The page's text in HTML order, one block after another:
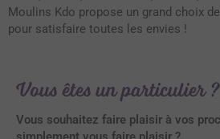
Moulins Kdo propose un grand choix
pour satisfaire toutes les envies !
Vous êtes un particulier ?
Vous souhaitez faire plaisir à vos